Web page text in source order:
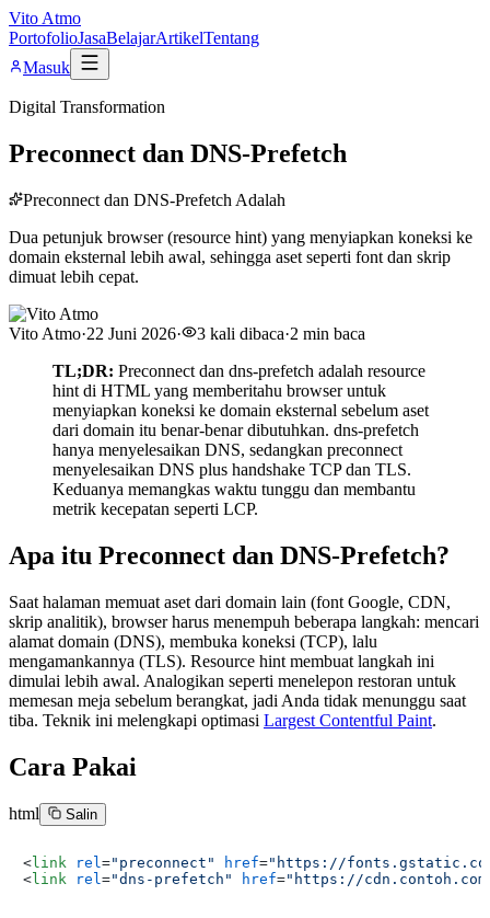
Vito Atmo
PortofolioJasaBelajarArtikelTentang
Masuk
Digital Transformation
Preconnect dan DNS-Prefetch
Preconnect dan DNS-Prefetch Adalah
Dua petunjuk browser (resource hint) yang menyiapkan koneksi ke
domain eksternal lebih awal, sehingga aset seperti font dan skrip
dimuat lebih cepat.
Vito Atmo·22 Juni 2026· 3 kali dibaca·2 min baca
TL;DR: Preconnect dan dns-prefetch adalah resource
hint di HTML yang memberitahu browser untuk
menyiapkan koneksi ke domain eksternal sebelum aset
dari domain itu benar-benar dibutuhkan. dns-prefetch
hanya menyelesaikan DNS, sedangkan preconnect
menyelesaikan DNS plus handshake TCP dan TLS.
Keduanya memangkas waktu tunggu dan membantu
metrik kecepatan seperti LCP.
Apa itu Preconnect dan DNS-Prefetch?
Saat halaman memuat aset dari domain lain (font Google, CDN,
skrip analitik), browser harus menempuh beberapa langkah: mencari
alamat domain (DNS), membuka koneksi (TCP), lalu
mengamankannya (TLS). Resource hint membuat langkah ini
dimulai lebih awal. Analogikan seperti menelepon restoran untuk
memesan meja sebelum berangkat, jadi Anda tidak menunggu saat
tiba. Teknik ini melengkapi optimasi Largest Contentful Paint.
Cara Pakai
html Salin
<link rel="preconnect" href="https://
<link rel="dns-prefetch" href="https://